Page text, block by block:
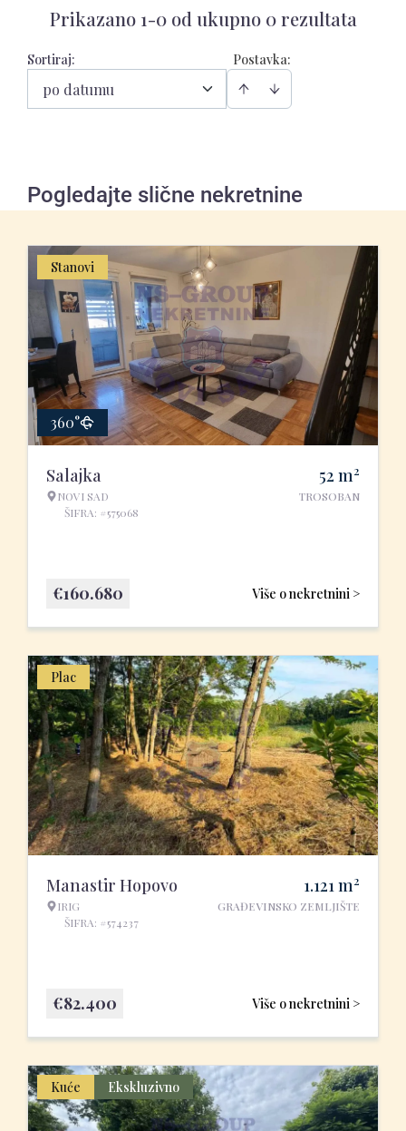
Prikazano 1-0 od ukupno 0 rezultata
Postavka:
Sortiraj:
po datumu
Pogledajte slične nekretnine
Stanovi
360°
Salajka
NOVI SAD
ŠIFRA: #575068
52 m2
TROSOBAN
Više o nekretnini >
€160.680
Plac
Manastir Hopovo
IRIG
ŠIFRA: #574237
1.121m2
GRAĐEVINSKO ZEMLJIŠTE
Više o nekretnini >
€82.400
Kuće Ekskluzivno